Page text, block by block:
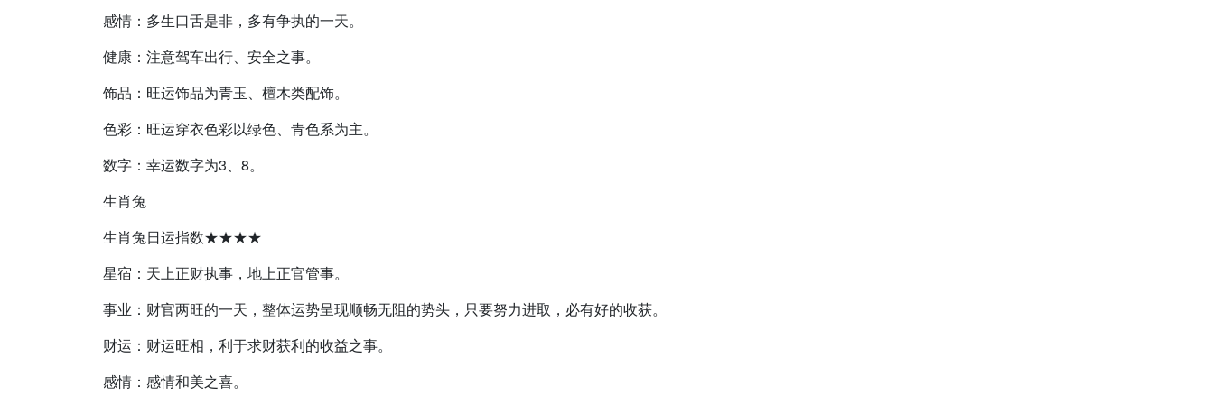
感情：多生口舌是非，多有争执的一天。
健康：注意驾车出行、安全之事。
饰品：旺运饰品为青玉、檀木类配饰。
色彩：旺运穿衣色彩以绿色、青色系为主。
数字：幸运数字为3、8。
生肖兔
生肖兔日运指数★★★★
星宿：天上正财执事，地上正官管事。
事业：财官两旺的一天，整体运势呈现顺畅无阻的势头，只要努力进取，必有好的收获。
财运：财运旺相，利于求财获利的收益之事。
感情：感情和美之喜。